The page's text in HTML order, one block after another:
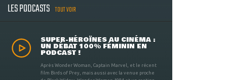
LES PODCASTS TOUT VOIR
SUPER-HÉROÏNES AU CINÉMA :
UN DÉBAT 100% FÉMININ EN
PODCAST !
Après Wonder Woman, Captain Marvel, et le récent
film Birds of Prey, mais aussi avec la venue proche